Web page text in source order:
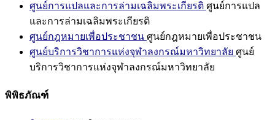
ศูนย์การแปลและการล่ามเฉลิมพระเกียรติ ศูนย์การแปล
และการล่ามเฉลิมพระเกียรติ
ศูนย์กฎหมายเพื่อประชาชน ศูนย์กฎหมายเพื่อประชาชน
ศูนย์บริการวิชาการแห่งจุฬาลงกรณ์มหาวิทยาลัย ศูนย์
บริการวิชาการแห่งจุฬาลงกรณ์มหาวิทยาลัย
พิพิธภัณฑ์